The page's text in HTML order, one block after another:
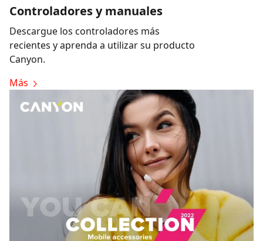
Controladores y manuales
Descargue los controladores más
recientes y aprenda a utilizar su producto
Canyon.
Más